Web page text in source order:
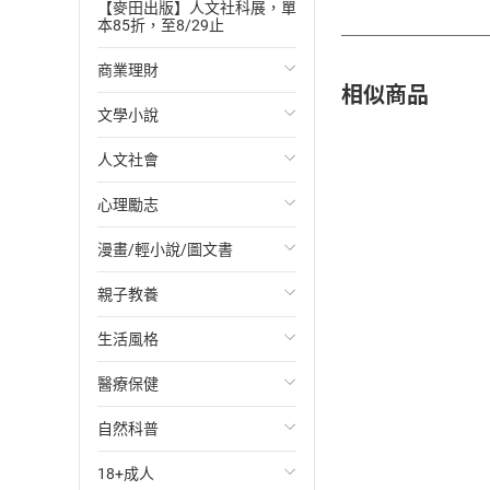
【麥田出版】人文社科展，單
本85折，至8/29止
商業理財
投資理財
經濟/趨勢
財務/金融
管理/領導
職場工作術
成功法
行銷/廣告
傳記
商務/商學
文學小說
歐美文學
日本文學
韓國文學
華文文學
經典文學
成長/家庭生活小說
懸疑/推理小說
科幻/奇幻小說
人文社會
國際關係
政治
社會科學
台灣/中國歷史
日/韓歷史
其他歷史/史學
法律
心理勵志
心靈成長/情緒
人際關係
兩性關係
心理學
漫畫/輕小說/圖文書
輕小說
奇幻/科幻
愛情故事
職場/社會寫實
懸疑/推理
親子教養
教育現場
兒童文學/故事
兒童科普/學習
育兒百科
生活風格
飲食/食譜
健身/美顏
運動/遊戲
醫療保健
健康/養生
常見疾病
自然科普
生物科學
18+成人
相似商品